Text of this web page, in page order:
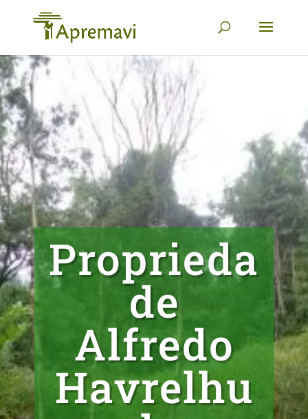
Proprieda
de
Alfredo
Havrelhu